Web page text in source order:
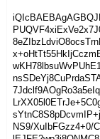
NS9/XuIbFGzz4+0/